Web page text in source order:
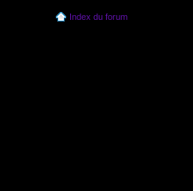
Index du forum